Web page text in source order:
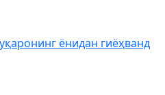
ёнидан гиёҳванд